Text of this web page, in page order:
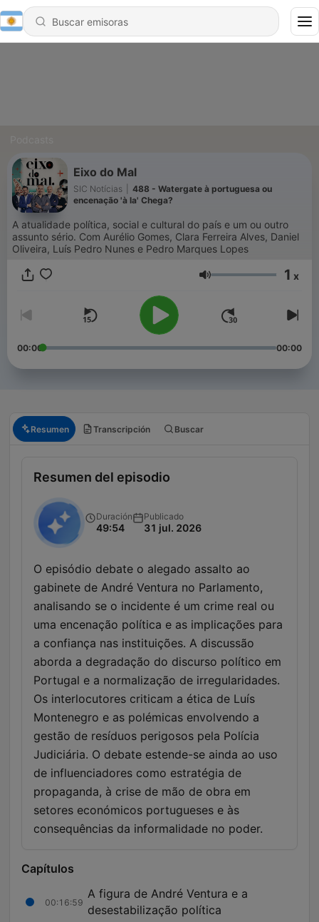
Eixo do Mal
SIC Notícias
488 - Watergate à portuguesa ou
encenação 'à la' Chega?
A atualidade política, social e cultural do país e um ou outro
assunto sério. Com Aurélio Gomes, Clara Ferreira Alves, Daniel
Oliveira, Luís Pedro Nunes e Pedro Marques Lopes
Volumen 1 x
00:00 00:00
Resumen Transcripción Buscar
Resumen del episodio
Duración
49:54
Publicado
31 jul. 2026
O episódio debate o alegado assalto ao
gabinete de André Ventura no Parlamento,
analisando se o incidente é um crime real ou
uma encenação política e as implicações para
a confiança nas instituições. A discussão
aborda a degradação do discurso político em
Portugal e a normalização de irregularidades.
Os interlocutores criticam a ética de Luís
Montenegro e as polémicas envolvendo a
gestão de resíduos perigosos pela Polícia
Judiciária. O debate estende-se ainda ao uso
de influenciadores como estratégia de
propaganda, à crise de mão de obra em
setores económicos portugueses e às
consequências da informalidade no poder.
Capítulos
00:16:59
A figura de André Ventura e a
desestabilização política